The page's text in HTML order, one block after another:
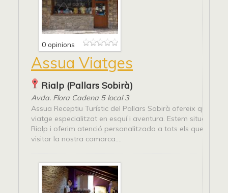
0 opinions
Assua Viatges
Rialp (Pallars Sobirà)
Avda. Flora Cadena 5 local 3
Assua Receptiu Turístic del Pallars Sobirà ofereix
viatge especialitzat en esquí i aventura. Estem situats al
Rialp i oferim atenció personalitzada a tots els que
visitar la nostra comarca....